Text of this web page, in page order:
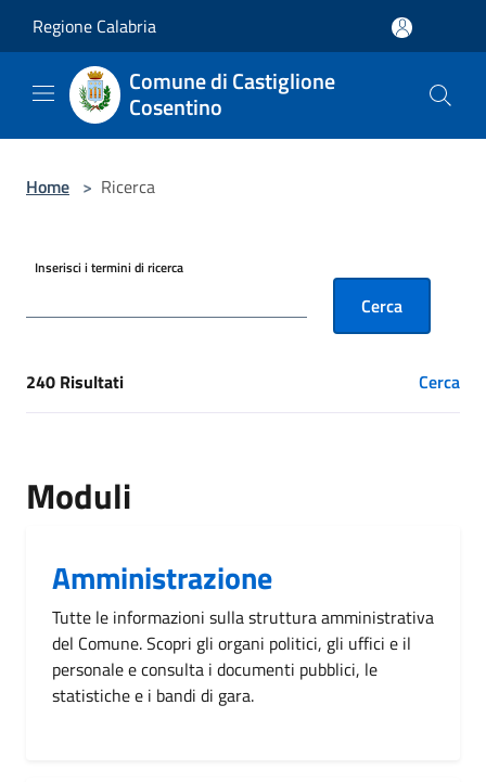
Regione Calabria
Comune di Castiglione
Cosentino
Home > Ricerca
Inserisci i termini di ricerca
Cerca
[results] Risultati
240 Risultati Cerca
Moduli
Amministrazione
Tutte le informazioni sulla struttura amministrativa
del Comune. Scopri gli organi politici, gli uffici e il
personale e consulta i documenti pubblici, le
statistiche e i bandi di gara.